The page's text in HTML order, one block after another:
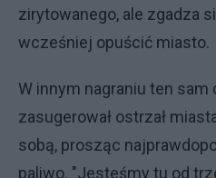
zirytowanego, ale zgadza
wcześniej opuścić miasto.
W innym nagraniu ten sam
zasugerował ostrzał
sobą, prosząc
paliwo. "Jesteśmy tu od